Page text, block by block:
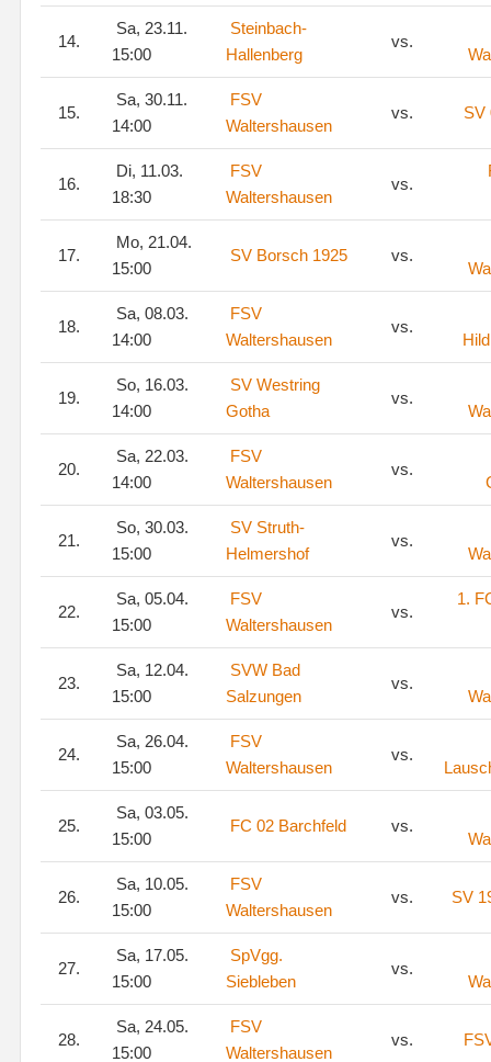
14.
Sa, 23.11.
15:00
Steinbach-
Hallenberg
vs.
15.
Sa, 30.11.
14:00
FSV
Waltershausen
vs. SV
16.
Di, 11.03.
18:30
FSV
Waltershausen
vs.
17.
Mo, 21.04.
15:00
SV Borsch 1925 vs.
18.
Sa, 08.03.
14:00
FSV
Waltershausen
vs.
19.
So, 16.03.
14:00
SV Westring
Gotha
vs.
20.
Sa, 22.03.
14:00
FSV
Waltershausen
vs.
21.
So, 30.03.
15:00
SV Struth-
Helmershof
vs.
22.
Sa, 05.04.
15:00
FSV
Waltershausen
vs.
1.
23.
Sa, 12.04.
15:00
SVW Bad
Salzungen
vs.
24.
Sa, 26.04.
15:00
FSV
Waltershausen
vs.
25.
Sa, 03.05.
15:00
FC 02 Barchfeld vs.
26.
Sa, 10.05.
15:00
FSV
Waltershausen
vs. SV
27.
Sa, 17.05.
15:00
SpVgg.
Siebleben
vs.
28.
Sa, 24.05.
15:00
FSV
Waltershausen
vs.